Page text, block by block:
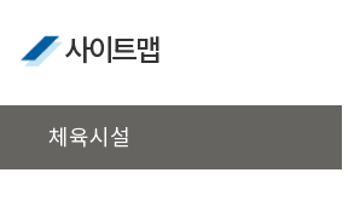
사이트맵
체육시설